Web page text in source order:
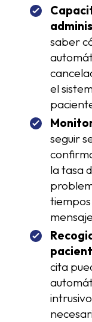
saber
el
seguir
la tasa
cita